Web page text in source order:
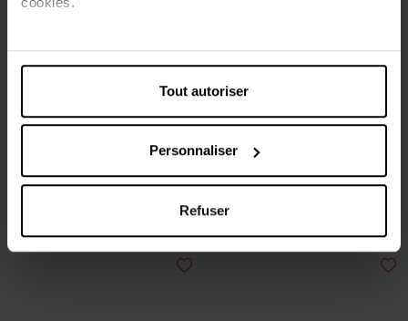
Tout autoriser
Personnaliser
Refuser
Gel by essie stay longer